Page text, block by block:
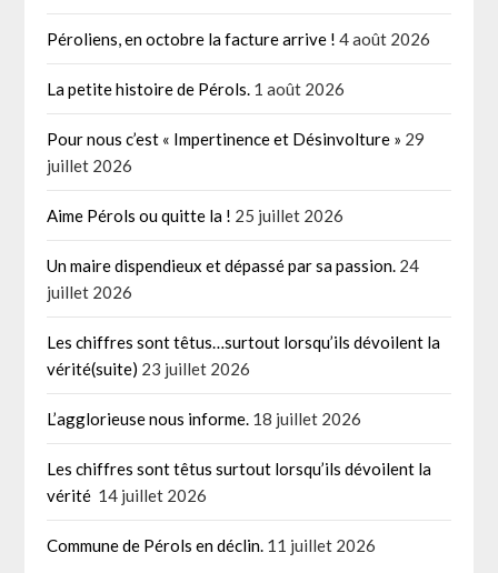
Péroliens, en octobre la facture arrive ! 4 août 2026
La petite histoire de Pérols. 1 août 2026
Pour nous c’est « Impertinence et Désinvolture » 29
juillet 2026
Aime Pérols ou quitte la ! 25 juillet 2026
Un maire dispendieux et dépassé par sa passion. 24
juillet 2026
Les chiffres sont têtus…surtout lorsqu’ils dévoilent la
vérité(suite) 23 juillet 2026
L’agglorieuse nous informe. 18 juillet 2026
Les chiffres sont têtus surtout lorsqu’ils dévoilent la
vérité 14 juillet 2026
Commune de Pérols en déclin. 11 juillet 2026